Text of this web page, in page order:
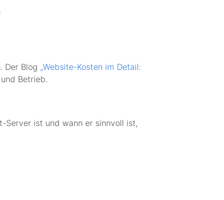
Der Blog „Website-Kosten im Detail:
Betrieb.
Server ist und wann er sinnvoll ist,